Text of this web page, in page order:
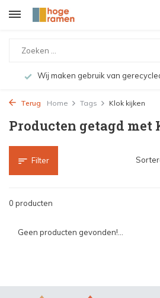
Wij maken gebruik van
Terug Home Tags Klok kijken
Producten getagd
Filter
0 producten
Geen producten gevonden!...